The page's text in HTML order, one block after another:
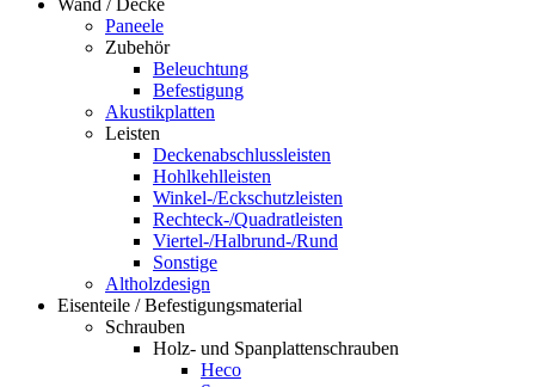
Wand / Decke
Paneele
Zubehör
Beleuchtung
Befestigung
Akustikplatten
Leisten
Deckenabschlussleisten
Hohlkehlleisten
Winkel-/Eckschutzleisten
Rechteck-/Quadratleisten
Viertel-/Halbrund-/Rund
Sonstige
Altholzdesign
Eisenteile / Befestigungsmaterial
Schrauben
Holz- und Spanplattenschrauben
Heco